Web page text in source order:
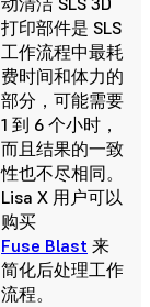
打印部件是 SLS
工作流程中最耗
费时间和体力的
部分，可能需要
1 到 6 个小时，
而且结果的一致
性也不尽相同。
Lisa X 用户可以
购买
Fuse Blast 来
简化后处理工作
流程。